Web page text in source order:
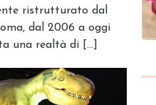
ristrutturato dal
dal 2006 a oggi
una realtà di […]